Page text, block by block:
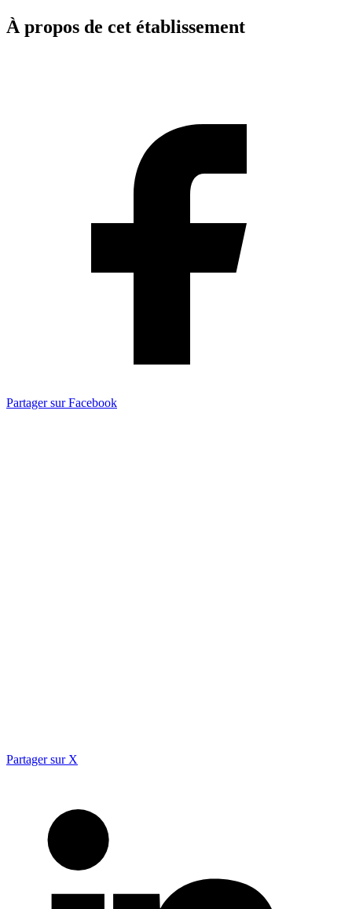
À propos de cet établissement
Partager sur Facebook
Partager sur X